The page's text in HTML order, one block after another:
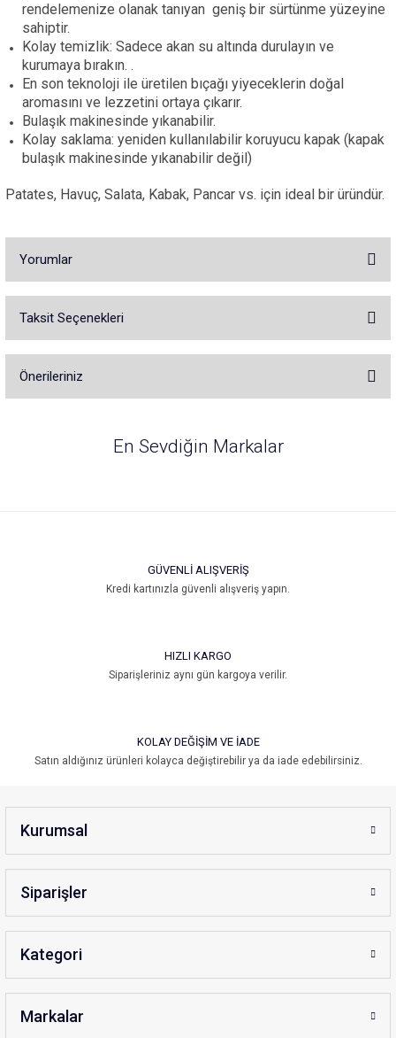
rendelemenize olanak tanıyan geniş bir sürtünme yüzeyine
sahiptir.
Kolay temizlik: Sadece akan su altında durulayın ve
kurumaya bırakın. .
En son teknoloji ile üretilen bıçağı yiyeceklerin doğal
aromasını ve lezzetini ortaya çıkarır.
Bulaşık makinesinde yıkanabilir.
Kolay saklama: yeniden kullanılabilir koruyucu kapak (kapak
bulaşık makinesinde yıkanabilir değil)
Patates, Havuç, Salata, Kabak, Pancar vs. için ideal bir üründür.
Yorumlar
Taksit Seçenekleri
Önerileriniz
Ürün bilgilerinde hatalar bulunuyor.
Ürün fiyatı diğer sitelerden daha pahalı.
En Sevdiğin Markalar
GÜVENLİ ALIŞVERİŞ
Kredi kartınızla güvenli alışveriş yapın.
HIZLI KARGO
Siparişleriniz aynı gün kargoya verilir.
KOLAY DEĞİŞİM VE İADE
Satın aldığınız ürünleri kolayca değiştirebilir ya da iade edebilirsiniz.
Kurumsal
Siparişler
Kategori
Markalar